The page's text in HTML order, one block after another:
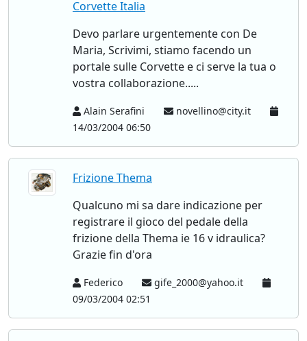
Corvette Italia
Devo parlare urgentemente con De
Maria, Scrivimi, stiamo facendo un
portale sulle Corvette e ci serve la tua o
vostra collaborazione.....
Alain Serafini
novellino@city.it
14/03/2004 06:50
Frizione Thema
Qualcuno mi sa dare indicazione per
registrare il gioco del pedale della
frizione della Thema ie 16 v idraulica?
Grazie fin d'ora
Federico
gife_2000@yahoo.it
09/03/2004 02:51